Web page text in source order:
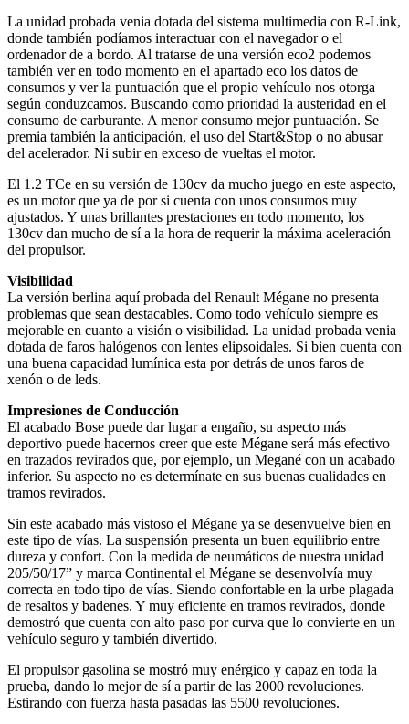
La unidad probada venia dotada del sistema multimedia con R-Link,
donde también podíamos interactuar con el navegador o el
ordenador de a bordo. Al tratarse de una versión eco2 podemos
también ver en todo momento en el apartado eco los datos de
consumos y ver la puntuación que el propio vehículo nos otorga
según conduzcamos. Buscando como prioridad la austeridad en el
consumo de carburante. A menor consumo mejor puntuación. Se
premia también la anticipación, el uso del Start&Stop o no abusar
del acelerador. Ni subir en exceso de vueltas el motor.
El 1.2 TCe en su versión de 130cv da mucho juego en este aspecto,
es un motor que ya de por si cuenta con unos consumos muy
ajustados. Y unas brillantes prestaciones en todo momento, los
130cv dan mucho de sí a la hora de requerir la máxima aceleración
del propulsor.
Visibilidad
La versión berlina aquí probada del Renault Mégane no presenta
problemas que sean destacables. Como todo vehículo siempre es
mejorable en cuanto a visión o visibilidad. La unidad probada venia
dotada de faros halógenos con lentes elipsoidales. Si bien cuenta con
una buena capacidad lumínica esta por detrás de unos faros de
xenón o de leds.
Impresiones de Conducción
El acabado Bose puede dar lugar a engaño, su aspecto más
deportivo puede hacernos creer que este Mégane será más efectivo
en trazados revirados que, por ejemplo, un Megané con un acabado
inferior. Su aspecto no es determínate en sus buenas cualidades en
tramos revirados.
Sin este acabado más vistoso el Mégane ya se desenvuelve bien en
este tipo de vías. La suspensión presenta un buen equilibrio entre
dureza y confort. Con la medida de neumáticos de nuestra unidad
205/50/17” y marca Continental el Mégane se desenvolvía muy
correcta en todo tipo de vías. Siendo confortable en la urbe plagada
de resaltos y badenes. Y muy eficiente en tramos revirados, donde
demostró que cuenta con alto paso por curva que lo convierte en un
vehículo seguro y también divertido.
El propulsor gasolina se mostró muy enérgico y capaz en toda la
prueba, dando lo mejor de sí a partir de las 2000 revoluciones.
Estirando con fuerza hasta pasadas las 5500 revoluciones.